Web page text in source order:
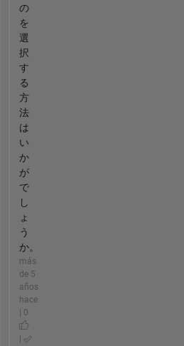
の
を
選
択
す
る
方
法
は
い
か
が
で
し
ょ
う
か。
más
de 5
años
hace
| 0